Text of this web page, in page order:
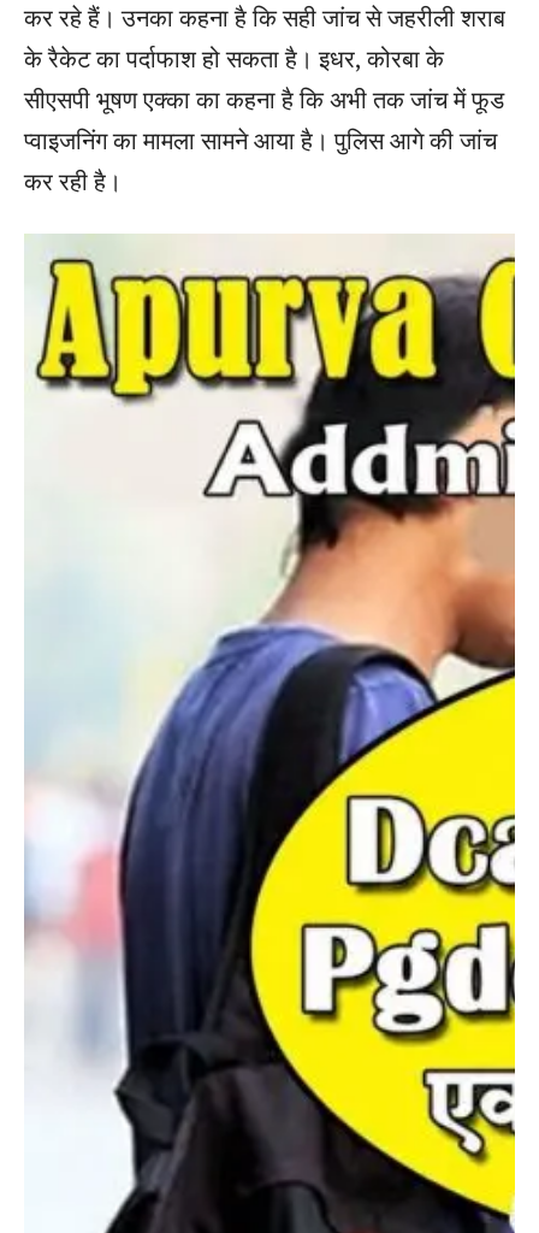
कर रहे हैं। उनका कहना है कि सही जांच से जहरीली शराब
के रैकेट का पर्दाफाश हो सकता है। इधर, कोरबा के
सीएसपी भूषण एक्का का कहना है कि अभी तक जांच में फूड
प्वाइजनिंग का मामला सामने आया है। पुलिस आगे की जांच
कर रही है।